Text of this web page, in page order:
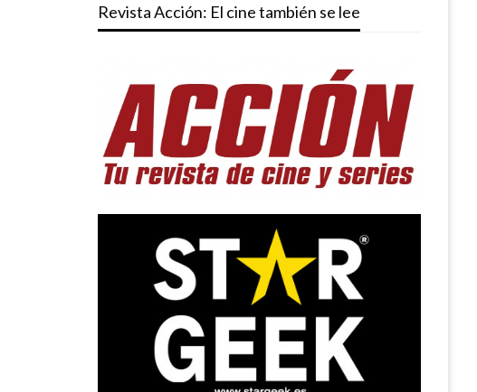
Revista Acción: El cine también se lee